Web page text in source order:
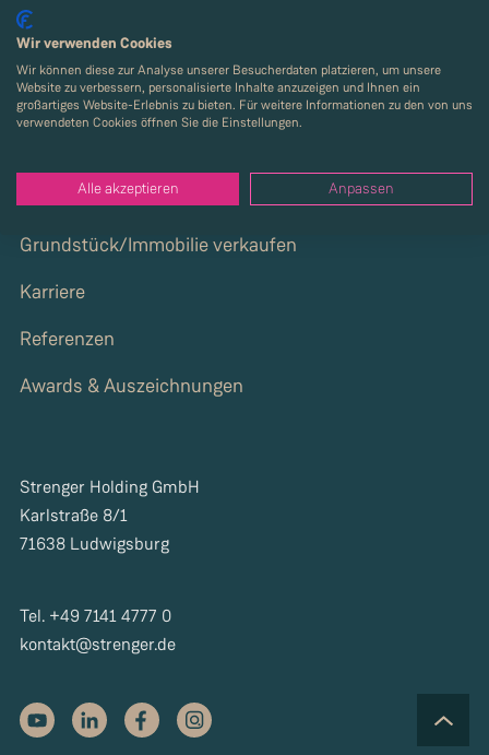
Kaufen
News
Über Strenger
Grundstück/Immobilie verkaufen
Karriere
Referenzen
Awards & Auszeichnungen
Strenger Holding GmbH
Karlstraße 8/1
71638 Ludwigsburg
Tel. +49 7141 4777 0
kontakt@strenger.de
Wir verwenden Cookies
Wir können diese zur Analyse unserer Besucherdaten platzieren, um unsere
Website zu verbessern, personalisierte Inhalte anzuzeigen und Ihnen ein
großartiges Website-Erlebnis zu bieten. Für weitere Informationen zu den von uns
verwendeten Cookies öffnen Sie die Einstellungen.
Alle akzeptieren Anpassen